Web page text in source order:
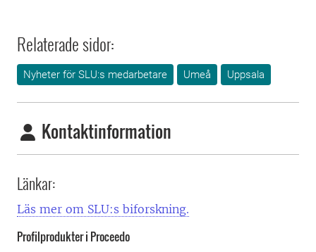
Relaterade sidor:
Nyheter för SLU:s medarbetare Umeå Uppsala
Kontaktinformation
Länkar:
Läs mer om SLU:s biforskning.
Profilprodukter i Proceedo